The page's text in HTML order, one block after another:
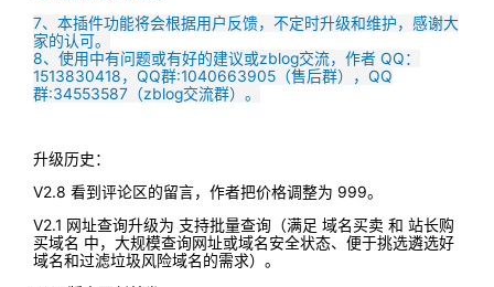
7、本插件功能将会根据用户反馈，不定时升级和维护，感谢大
家的认可。
8、使用中有问题或有好的建议或zblog交流，作者 QQ：
1513830418，QQ群:1040663905（售后群），QQ
群:34553587（zblog交流群）。
升级历史：
V2.8 看到评论区的留言，作者把价格调整为 999。
V2.1 网址查询升级为 支持批量查询（满足 域名买卖 和 站长购
买域名 中，大规模查询网址或域名安全状态、便于挑选遴选好
域名和过滤垃圾风险域名的需求）。